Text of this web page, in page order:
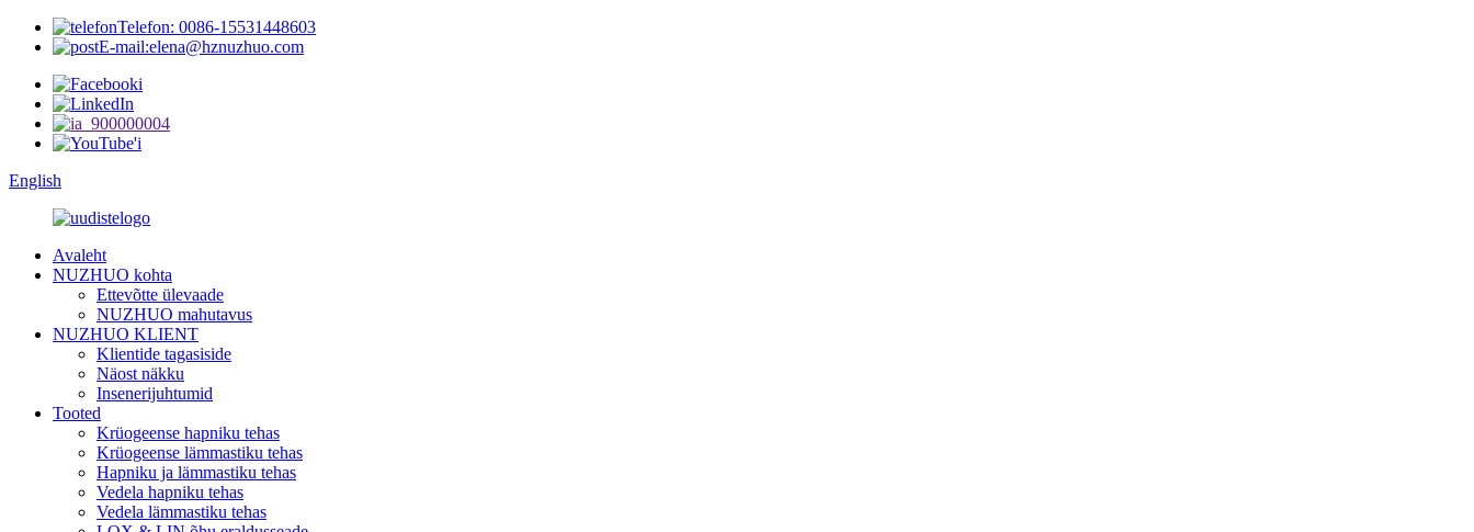
Telefon: 0086-15531448603
E-mail:elena@hznuzhuo.com
English
Avaleht
NUZHUO kohta
Ettevõtte ülevaade
NUZHUO mahutavus
NUZHUO KLIENT
Klientide tagasiside
Näost näkku
Insenerijuhtumid
Tooted
Krüogeense hapniku tehas
Krüogeense lämmastiku tehas
Hapniku ja lämmastiku tehas
Vedela hapniku tehas
Vedela lämmastiku tehas